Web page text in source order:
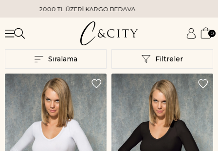
2000 TL ÜZERİ KARGO BEDAVA
0
Filtreler
Sıralama